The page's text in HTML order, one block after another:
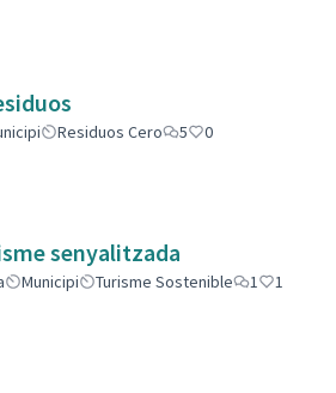
Residuos Cero 5
0
senyalitzada
Municipi Turisme Sostenible 1
1